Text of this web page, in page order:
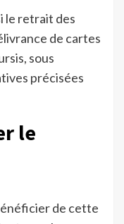
le retrait des
de cartes
sous
précisées
le
de cette